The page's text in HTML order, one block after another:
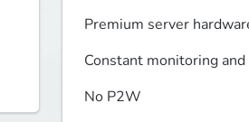
Premium server
Constant monitoring
No P2W